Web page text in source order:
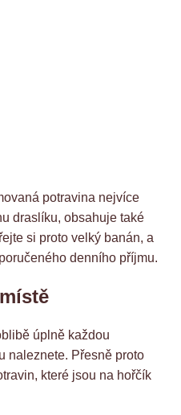
potravina nejvíce
draslíku, obsahuje také
si proto velký banán, a
denního příjmu.
úplně každou
naleznete. Přesně proto
které jsou na hořčík